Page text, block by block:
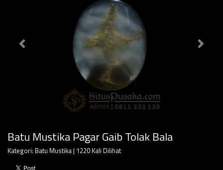
Batu Mustika Pagar Gaib Tolak Bala
Kategori: Batu Mustika | 1220 Kali Dilihat